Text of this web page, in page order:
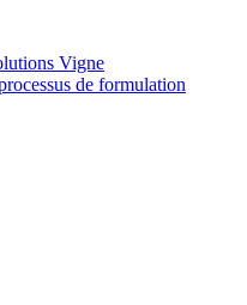
Vigne
de formulation